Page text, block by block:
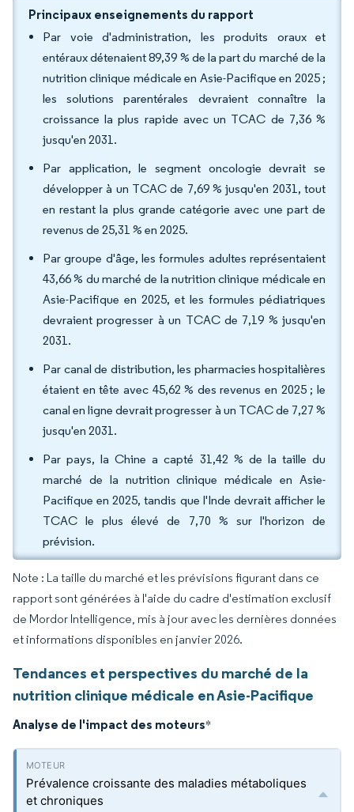
Principaux enseignements du rapport
Par voie d'administration, les produits oraux et
entéraux détenaient 89,39 % de la part du marché de la
nutrition clinique médicale en Asie-Pacifique en 2025 ;
les solutions parentérales devraient connaître la
croissance la plus rapide avec un TCAC de 7,36 %
jusqu'en 2031.
Par application, le segment oncologie devrait se
développer à un TCAC de 7,69 % jusqu'en 2031, tout
en restant la plus grande catégorie avec une part de
revenus de 25,31 % en 2025.
Par groupe d'âge, les formules adultes représentaient
43,66 % du marché de la nutrition clinique médicale en
Asie-Pacifique en 2025, et les formules pédiatriques
devraient progresser à un TCAC de 7,19 % jusqu'en
2031.
Par canal de distribution, les pharmacies hospitalières
étaient en tête avec 45,62 % des revenus en 2025 ; le
canal en ligne devrait progresser à un TCAC de 7,27 %
jusqu'en 2031.
Par pays, la Chine a capté 31,42 % de la taille du
marché de la nutrition clinique médicale en Asie-
Pacifique en 2025, tandis que l'Inde devrait afficher le
TCAC le plus élevé de 7,70 % sur l'horizon de
prévision.
Note : La taille du marché et les prévisions figurant dans ce
rapport sont générées à l'aide du cadre d'estimation exclusif
de Mordor Intelligence, mis à jour avec les dernières données
et informations disponibles en janvier 2026.
Tendances et perspectives du marché de la
nutrition clinique médicale en Asie-Pacifique
Analyse de l'impact des moteurs*
Prévalence croissante des maladies métaboliques
et chroniques